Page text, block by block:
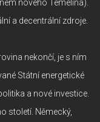
nového Temelína).
a decentrální zdroje.
nekončí, je s ním
Státní energetické
a nové investice.
století. Německý,